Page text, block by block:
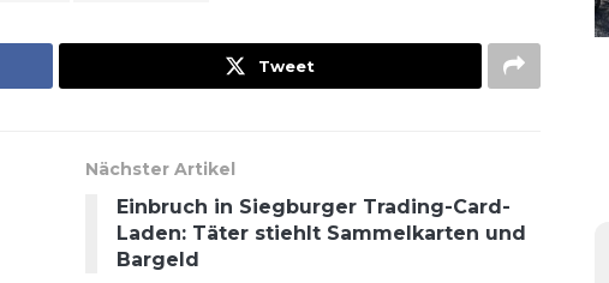
Tweet
Nächster Artikel
Einbruch in Siegburger Trading-Card-
Laden: Täter stiehlt Sammelkarten und
Bargeld